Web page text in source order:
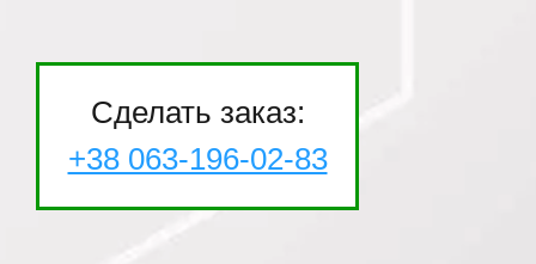
Сделать заказ:
+38 063-196-02-83